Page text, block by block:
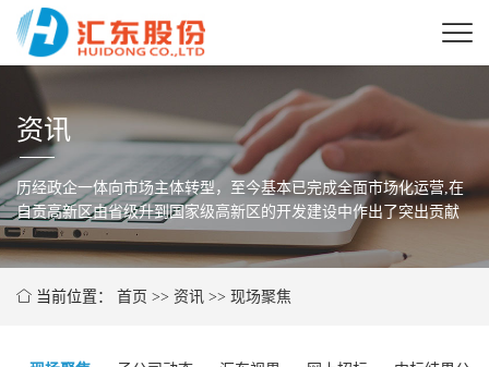
资讯
历经政企一体向市场主体转型，至今基本已完成全面市场化运营,在
自贡高新区由省级升到国家级高新区的开发建设中作出了突出贡献
当前位置： 首页 >> 资讯 >> 现场聚焦